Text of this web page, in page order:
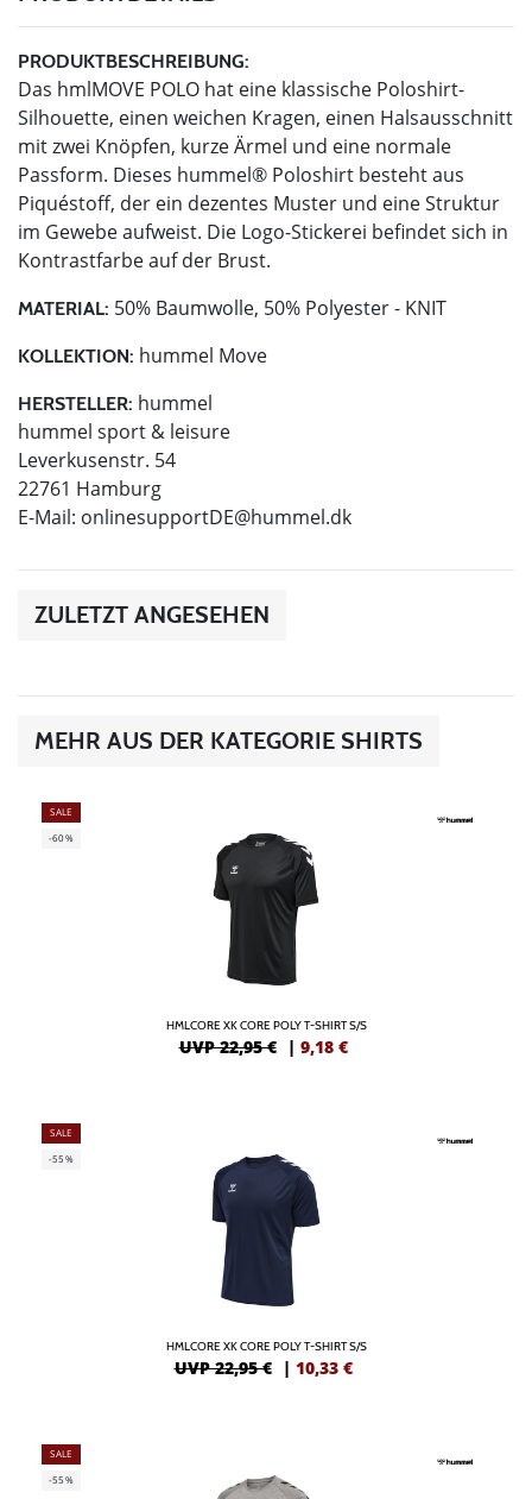
PRODUKTBESCHREIBUNG:
Das hmlMOVE POLO hat eine klassische Poloshirt-
Silhouette, einen weichen Kragen, einen Halsausschnitt
mit zwei Knöpfen, kurze Ärmel und eine normale
Passform. Dieses hummel® Poloshirt besteht aus
Piquéstoff, der ein dezentes Muster und eine Struktur
im Gewebe aufweist. Die Logo-Stickerei befindet sich in
Kontrastfarbe auf der Brust.
MATERIAL: 50% Baumwolle, 50% Polyester - KNIT
KOLLEKTION: hummel Move
HERSTELLER: hummel
hummel sport & leisure
Leverkusenstr. 54
22761 Hamburg
E-Mail: onlinesupportDE@hummel.dk
ZULETZT ANGESEHEN
MEHR AUS DER KATEGORIE SHIRTS
SALE
-60%
HMLCORE XK CORE POLY T-SHIRT S/S
UVP 22,95 € | 9,18 €
SALE
-55%
HMLCORE XK CORE POLY T-SHIRT S/S
UVP 22,95 € | 10,33 €
SALE
-55%